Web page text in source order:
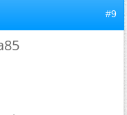
#9